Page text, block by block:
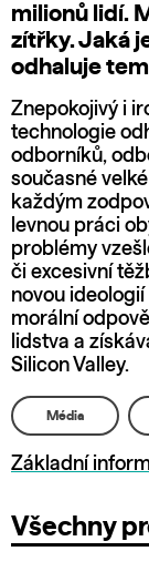
milionů lidí.
zítřky. Jaká
odhaluje
Znepokojivý i
technologie
odborníků,
současné
každým
levnou práci
problémy
či excesivní
novou
morální
lidstva a
Silicon Valley.
Média
Základní
Všechny